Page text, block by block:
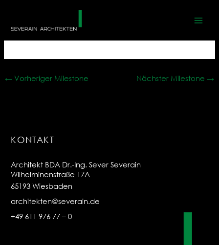
springen
←Vorheriger Milestone Nächster Milestone→
KONTAKT
Architekt BDA Dr.-Ing. Sever Severain
Wilhelminenstraße 17A
65193 Wiesbaden
architekten@severain.de
+49 611 976 77 – 0